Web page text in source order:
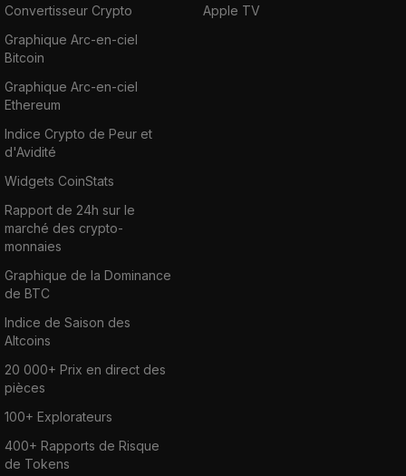
Convertisseur Crypto
Graphique Arc-en-ciel
Bitcoin
Graphique Arc-en-ciel
Ethereum
Indice Crypto de Peur et
d'Avidité
Widgets CoinStats
Rapport de 24h sur le
marché des crypto-
monnaies
Graphique de la Dominance
de BTC
Indice de Saison des
Altcoins
20 000+ Prix en direct des
pièces
100+ Explorateurs
400+ Rapports de Risque
de Tokens
Apple TV